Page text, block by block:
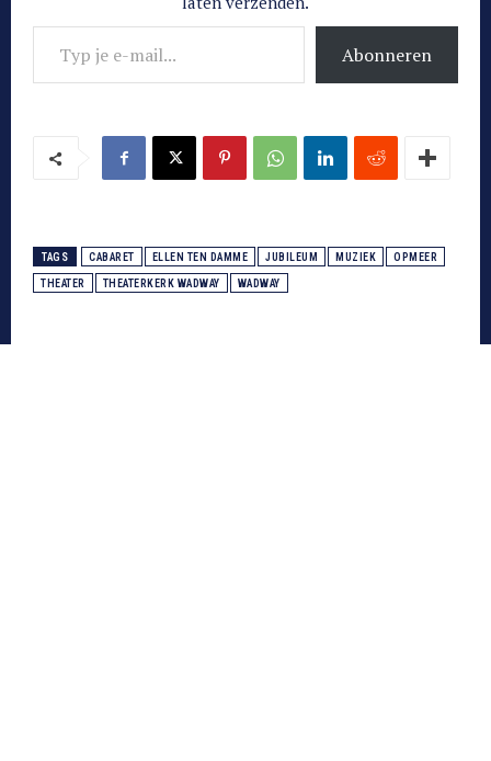
Typ je e-mail...
Abonneren
TAGS CABARET ELLEN TEN DAMME JUBILEUM MUZIEK OPMEER
THEATER THEATERKERK WADWAY WADWAY